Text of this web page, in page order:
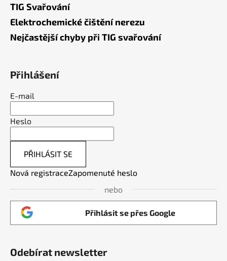
TIG Svařování
Elektrochemické čištění nerezu
Nejčastější chyby při TIG svařování
Přihlášení
E-mail
Heslo
PŘIHLÁSIT SE
Nová registraceZapomenuté heslo
nebo
Přihlásit se přes Google
Odebírat newsletter